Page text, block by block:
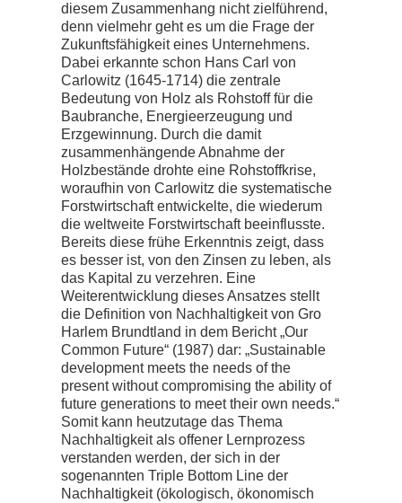
diesem Zusammenhang nicht zielführend,
denn vielmehr geht es um die Frage der
Zukunftsfähigkeit eines Unternehmens.
Dabei erkannte schon Hans Carl von
Carlowitz (1645-1714) die zentrale
Bedeutung von Holz als Rohstoff für die
Baubranche, Energieerzeugung und
Erzgewinnung. Durch die damit
zusammenhängende Abnahme der
Holzbestände drohte eine Rohstoffkrise,
woraufhin von Carlowitz die systematische
Forstwirtschaft entwickelte, die wiederum
die weltweite Forstwirtschaft beeinflusste.
Bereits diese frühe Erkenntnis zeigt, dass
es besser ist, von den Zinsen zu leben, als
das Kapital zu verzehren. Eine
Weiterentwicklung dieses Ansatzes stellt
die Definition von Nachhaltigkeit von Gro
Harlem Brundtland in dem Bericht „Our
Common Future“ (1987) dar: „Sustainable
development meets the needs of the
present without compromising the ability of
future generations to meet their own needs.“
Somit kann heutzutage das Thema
Nachhaltigkeit als offener Lernprozess
verstanden werden, der sich in der
sogenannten Triple Bottom Line der
Nachhaltigkeit (ökologisch, ökonomisch